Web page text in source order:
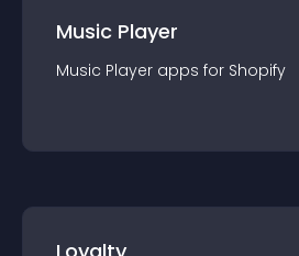
Music Player
Music Player apps for Shopify